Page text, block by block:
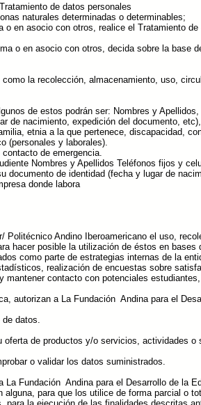
de datos personales
naturales determinadas o determinables;
en asocio con otros, realice el Tratamiento
o en asocio con otros, decida sobre la base
la recolección, almacenamiento, uso,
de estos podrán ser: Nombres y
de nacimiento, expedición del documento,
etnia a la que pertenece, discapacidad,
(personales y laborales).
de emergencia.
Nombres y Apellidos Teléfonos fijos y
de identidad (fecha y lugar de
donde labora
Andino Iberoamericano el uso,
hacer posible la utilización de éstos en bases
como parte de estrategias internas de la
realización de encuestas sobre
contacto con potenciales
autorizan a La Fundación Andina para el
de datos.
de productos y/o servicios, actividades o
o validar los datos suministrados.
Fundación Andina para el Desarrollo de la
para que los utilice de forma parcial o